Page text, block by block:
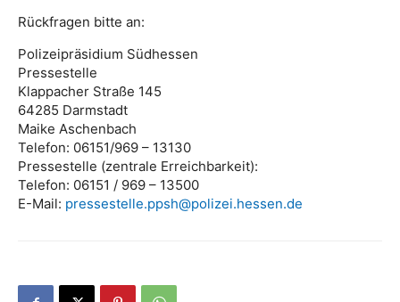
Rückfragen bitte an:
Polizeipräsidium Südhessen
Pressestelle
Klappacher Straße 145
64285 Darmstadt
Maike Aschenbach
Telefon: 06151/969 – 13130
Pressestelle (zentrale Erreichbarkeit):
Telefon: 06151 / 969 – 13500
E-Mail: pressestelle.ppsh@polizei.hessen.de